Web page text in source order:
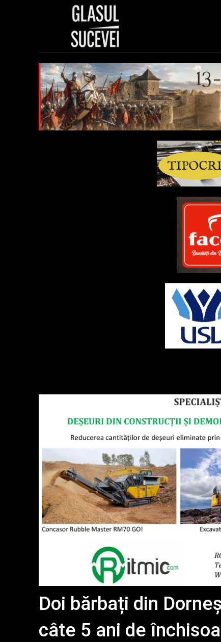
Doi bărbați din
câte 5 ani de